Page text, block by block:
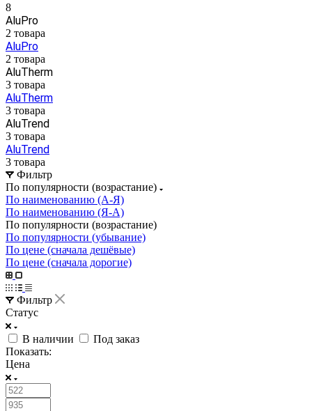
8
AluPro
2 товара
AluPro
2 товара
AluTherm
3 товара
AluTherm
3 товара
AluTrend
3 товара
AluTrend
3 товара
Фильтр
По популярности (возрастание)
По наименованию (А-Я)
По наименованию (Я-А)
По популярности (возрастание)
По популярности (убывание)
По цене (сначала дешёвые)
По цене (сначала дорогие)
Фильтр
Статус
В наличии
Под заказ
Показать:
Цена